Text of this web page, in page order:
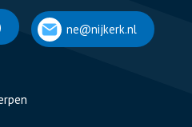
ne@nijkerk.nl